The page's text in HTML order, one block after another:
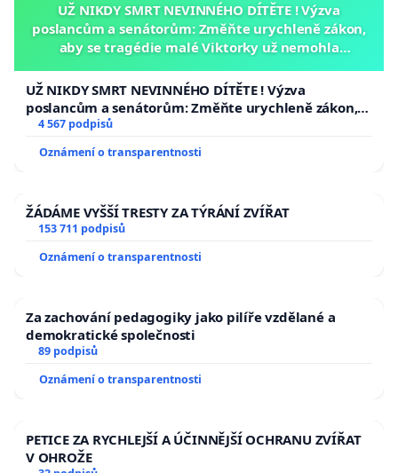
UŽ NIKDY SMRT NEVINNÉHO DÍTĚTE ! Výzva
poslancům a senátorům: Změňte urychleně zákon,
aby se tragédie malé Viktorky už nemohla
UŽ NIKDY SMRT NEVINNÉHO DÍTĚTE ! Výzva
poslancům a senátorům: Změňte urychleně zákon,
aby se tragédie malé Viktorky už nemohla opakovat!
4 567 podpisů
Oznámení o transparentnosti
ŽÁDÁME VYŠŠÍ TRESTY ZA TÝRÁNÍ ZVÍŘAT
153 711 podpisů
Oznámení o transparentnosti
Za zachování pedagogiky jako pilíře vzdělané a
demokratické společnosti
89 podpisů
Oznámení o transparentnosti
PETICE ZA RYCHLEJŠÍ A ÚČINNĚJŠÍ OCHRANU ZVÍŘAT
V OHROŽE